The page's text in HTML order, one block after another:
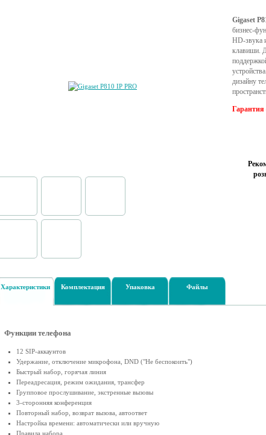
Gigaset
бизнес-
HD-звука
клавиши.
дизайну
Характеристики Комплектация Упаковка Файлы
Функции телефона
12 SIP-аккаунтов
Удержание, отключение микрофона, DND ("Не беспокоить")
Быстрый набор, горячая линия
Переадресация, режим ожидания, трансфер
Групповое прослушивание, экстренные вызовы
3-сторонняя конференция
Повторный набор, возврат вызова, автоответ
Настройка времени: автоматически или вручную
Правила набора